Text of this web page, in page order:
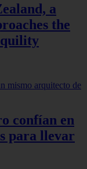
a
the
confían en
para llevar